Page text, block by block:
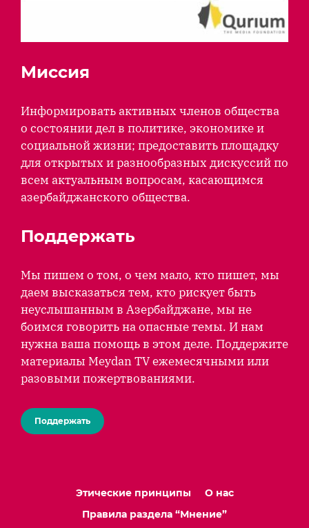
Миссия
Информировать активных членов общества
о состоянии дел в политике, экономике и
социальной жизни; предоставить площадку
для открытых и разнообразных дискуссий по
всем актуальным вопросам, касающимся
азербайджанского общества.
Поддержать
Мы пишем о том, о чем мало, кто пишет, мы
даем высказаться тем, кто рискует быть
неуслышанным в Азербайджане, мы не
боимся говорить на опасные темы. И нам
нужна ваша помощь в этом деле. Поддержите
материалы Meydan TV ежемесячными или
разовыми пожертвованиями.
Поддержать
Этические принципы
О нас
Правила раздела “Мнение”